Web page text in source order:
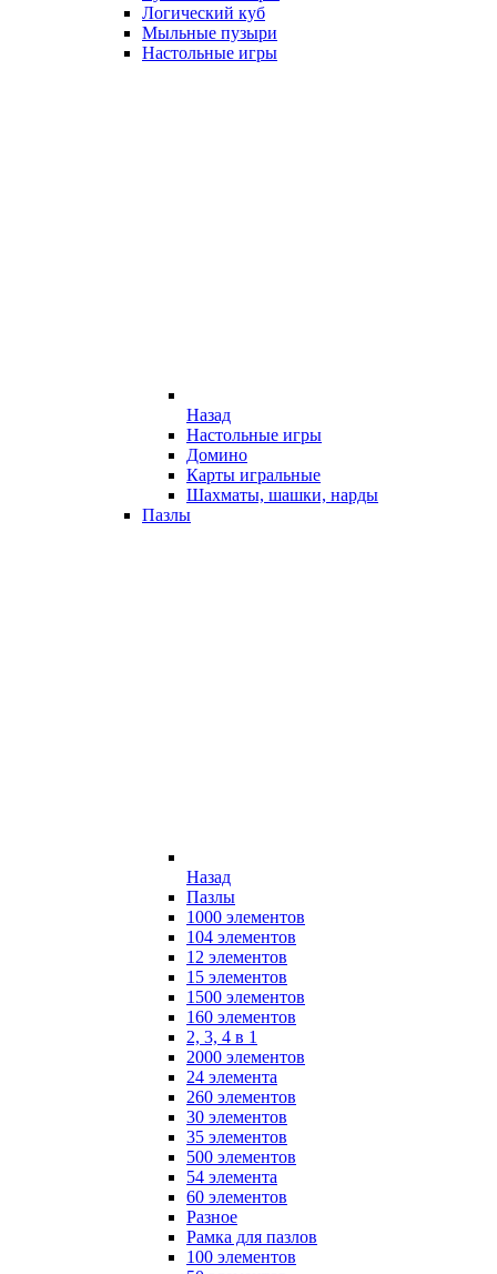
Логический куб
Мыльные пузыри
Настольные игры
Назад
Настольные игры
Домино
Карты игральные
Шахматы, шашки, нарды
Пазлы
Назад
Пазлы
1000 элементов
104 элементов
12 элементов
15 элементов
1500 элементов
160 элементов
2, 3, 4 в 1
2000 элементов
24 элемента
260 элементов
30 элементов
35 элементов
500 элементов
54 элемента
60 элементов
Разное
Рамка для пазлов
100 элементов